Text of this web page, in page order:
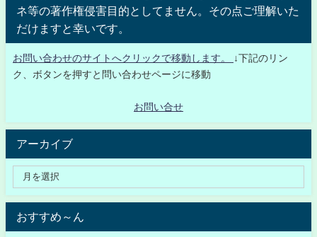
ネ等の著作権侵害目的としてません。その点ご理解いた
だけますと幸いです。
お問い合わせのサイトへクリックで移動します。
↓下記のリン
ク、ボタンを押すと問い合わせページに移動
お問い合せ
アーカイブ
おすすめ～ん